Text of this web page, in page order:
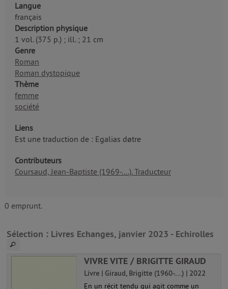
Langue
français
Description physique
1 vol. (375 p.) ; ill. ; 21 cm
Genre
Roman
Roman dystopique
Thème
femme
société
Liens
Est une traduction de : Egalias døtre
Contributeurs
Coursaud, Jean-Baptiste (1969-....). Traducteur
0 emprunt.
Sélection : Livres Echanges, janvier 2023 - Echirolles
VIVRE VITE / BRIGITTE GIRAUD
Livre | Giraud, Brigitte (1960-....) | 2022
En un récit tendu qui agit comme un